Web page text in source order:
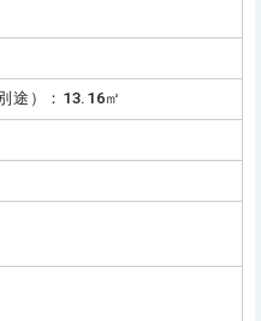
途）：13.16㎡